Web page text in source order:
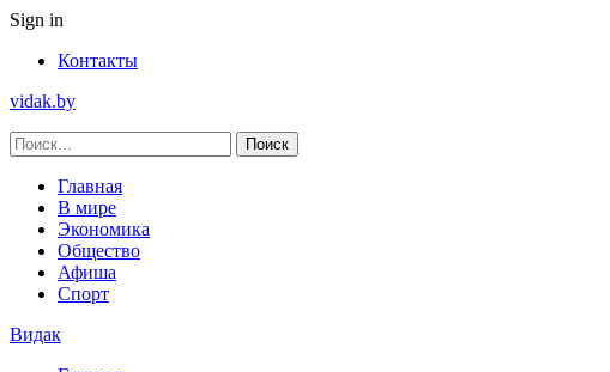
Sign in
Контакты
vidak.by
Главная
В мире
Экономика
Общество
Афиша
Спорт
Видак